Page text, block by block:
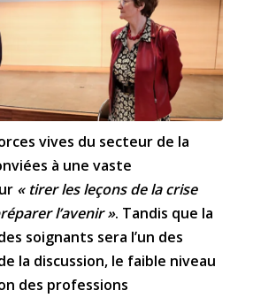
vives du secteur de la
à une vaste
« tirer les leçons de la crise
l’avenir ». Tandis que la
soignants sera l’un des
la discussion, le faible niveau
des professions